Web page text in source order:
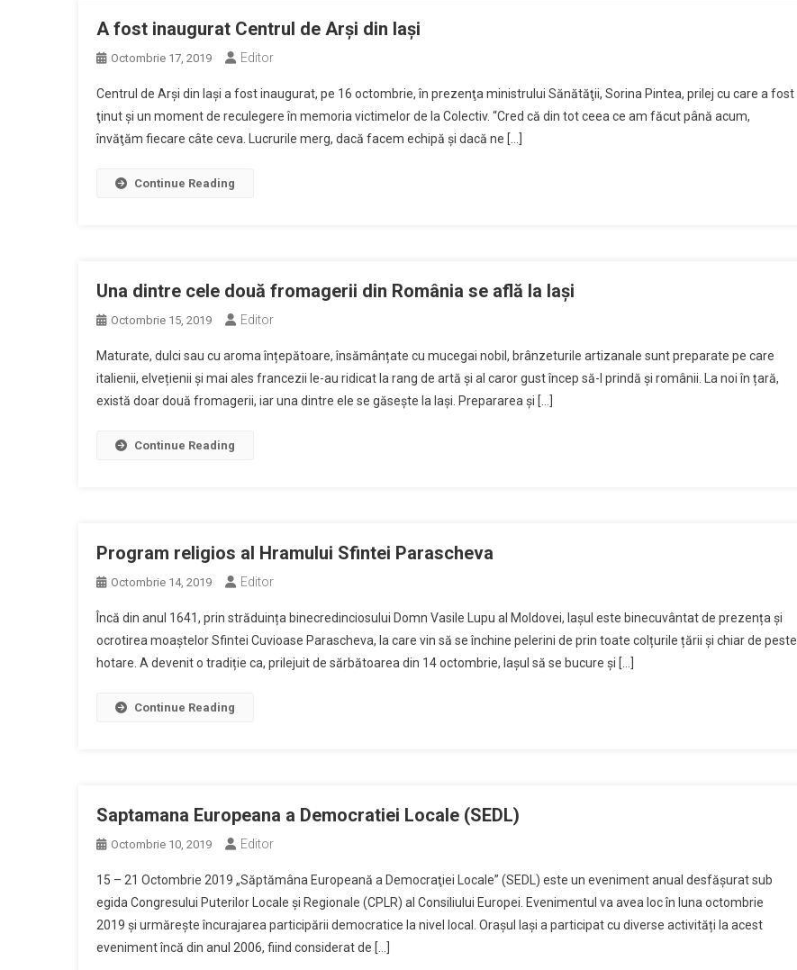
A fost inaugurat Centrul de Arşi din Iaşi
Octombrie 17, 2019 Editor
Centrul de Arşi din Iaşi a fost inaugurat, pe 16 octombrie, în prezenţa ministrului Sănătăţii, Sorina Pintea, prilej cu care a fost
ţinut şi un moment de reculegere în memoria victimelor de la Colectiv. “Cred că din tot ceea ce am făcut până acum,
învăţăm fiecare câte ceva. Lucrurile merg, dacă facem echipă şi dacă ne […]
Continue Reading
Una dintre cele două fromagerii din România se află la Iași
Octombrie 15, 2019 Editor
Maturate, dulci sau cu aroma înțepătoare, însămânțate cu mucegai nobil, brânzeturile artizanale sunt preparate pe care
italienii, elvețienii și mai ales francezii le-au ridicat la rang de artă și al caror gust încep să-l prindă și românii. La noi în țară,
există doar două fromagerii, iar una dintre ele se găsește la Iași. Prepararea și […]
Continue Reading
Program religios al Hramului Sfintei Parascheva
Octombrie 14, 2019 Editor
Încă din anul 1641, prin străduința binecredinciosului Domn Vasile Lupu al Moldovei, Iașul este binecuvântat de prezența și
ocrotirea moaștelor Sfintei Cuvioase Parascheva, la care vin să se închine pelerini de prin toate colțurile țării și chiar de peste
hotare. A devenit o tradiție ca, prilejuit de sărbătoarea din 14 octombrie, Iașul să se bucure și […]
Continue Reading
Saptamana Europeana a Democratiei Locale (SEDL)
Octombrie 10, 2019 Editor
15 – 21 Octombrie 2019 „Săptămâna Europeană a Democraţiei Locale” (SEDL) este un eveniment anual desfăşurat sub
egida Congresului Puterilor Locale şi Regionale (CPLR) al Consiliului Europei. Evenimentul va avea loc în luna octombrie
2019 şi urmăreşte încurajarea participării democratice la nivel local. Orașul Iași a participat cu diverse activități la acest
eveniment încă din anul 2006, fiind considerat de […]